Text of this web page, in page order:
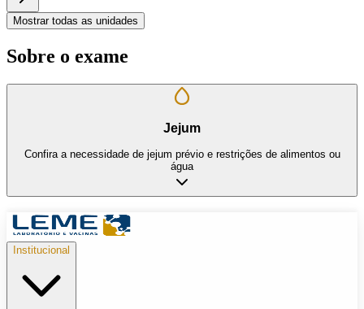
Mostrar todas as unidades
Sobre o exame
Jejum
Confira a necessidade de jejum prévio e restrições de alimentos ou
água
Institucional